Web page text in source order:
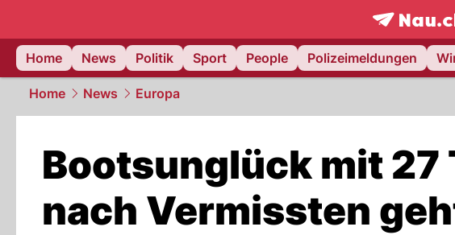
frontpage.
Home
News Politik Sport People Polizeimeldungen
Home News Europa
Bootsunglück mit 27
nach Vermissten